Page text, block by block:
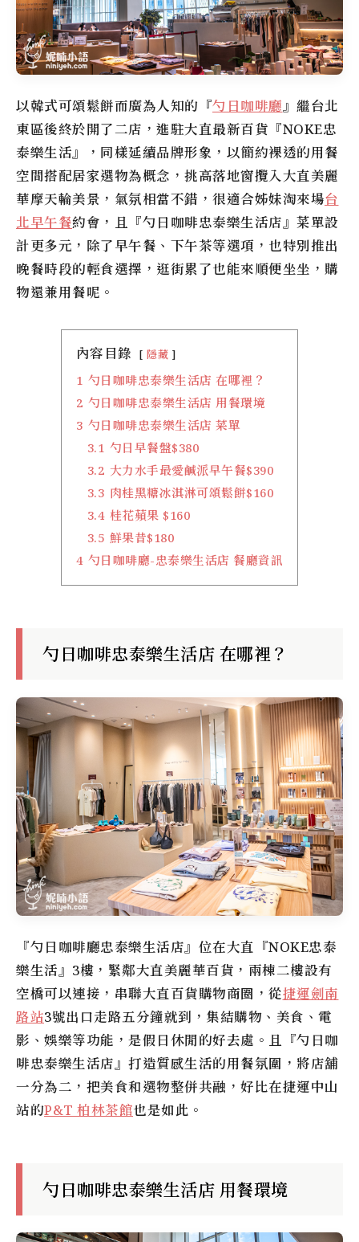
以韓式可頌鬆餅而廣為人知的『勺日咖啡廳』繼台北
東區後終於開了二店，進駐大直最新百貨『NOKE忠
泰樂生活』，同樣延續品牌形象，以簡約裸透的用餐
空間搭配居家選物為概念，挑高落地窗攬入大直美麗
華摩天輪美景，氣氛相當不錯，很適合姊妹淘來場台
北早午餐約會，且『勺日咖啡忠泰樂生活店』菜單設
計更多元，除了早午餐、下午茶等選項，也特別推出
晚餐時段的輕食選擇，逛街累了也能來順便坐坐，購
物還兼用餐呢。
內容目錄 隱藏
1 勺日咖啡忠泰樂生活店 在哪裡？
2 勺日咖啡忠泰樂生活店 用餐環境
3 勺日咖啡忠泰樂生活店 菜單
3.1 勺日早餐盤$380
3.2 大力水手最愛鹹派早午餐$390
3.3 肉桂黑糖冰淇淋可頌鬆餅$160
3.4 桂花蘋果 $160
3.5 鮮果昔$180
4 勺日咖啡廳-忠泰樂生活店 餐廳資訊
勺日咖啡忠泰樂生活店 在哪裡？
『勺日咖啡廳忠泰樂生活店』位在大直『NOKE忠泰
樂生活』3樓，緊鄰大直美麗華百貨，兩棟二樓設有
空橋可以連接，串聯大直百貨購物商圈，從捷運劍南
路站3號出口走路五分鐘就到，集結購物、美食、電
影、娛樂等功能，是假日休閒的好去處。且『勺日咖
啡忠泰樂生活店』打造質感生活的用餐氛圍，將店舖
一分為二，把美食和選物整併共融，好比在捷運中山
站的P&T 柏林茶館也是如此。
勺日咖啡忠泰樂生活店 用餐環境